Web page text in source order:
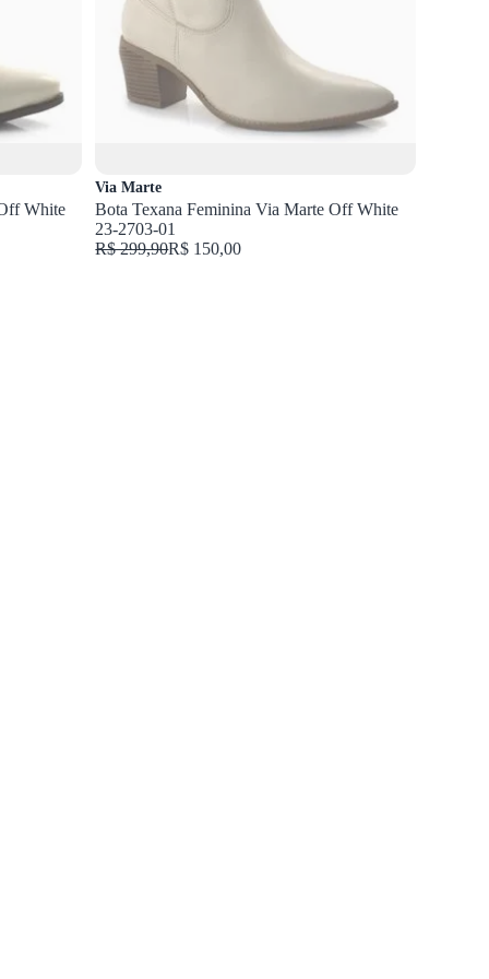
White
Via Marte
Bota Texana Feminina Via Marte Off White
23-2703-01
R$ 299,90R$ 150,00